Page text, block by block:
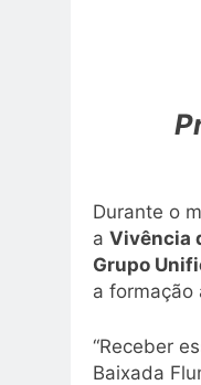
Durante o
a Vivência
Grupo
a formação
“Receber
Baixada